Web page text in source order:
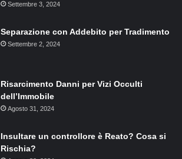
Settembre 3, 2024
Separazione con Addebito per Tradimento
Settembre 2, 2024
Risarcimento Danni per Vizi Occulti
dell’Immobile
Agosto 31, 2024
Insultare un controllore è Reato? Cosa si
Rischia?